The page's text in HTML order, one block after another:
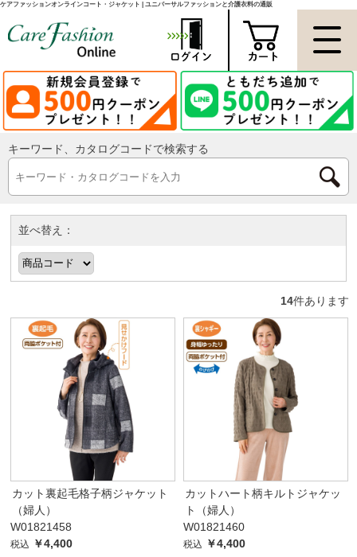
ケアファッションオンラインコート・ジャケット | ユニバーサルファッションと介護衣料の通販
キーワード、カタログコードで検索する
並べ替え：
14件あります
カット裏起毛格子柄ジャケット
（婦人）
W01821458
税込 ￥4,400
カットハート柄キルトジャケッ
ト（婦人）
W01821460
税込 ￥4,400